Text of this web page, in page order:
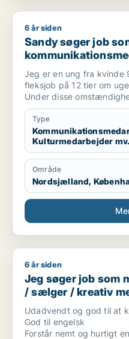
Sandy søger job som
6 år siden
Sandy søger job
/
/ konsulent
Jeg er en ung fra kvinde
fleksjob på 12 tier om
Under disse
psykisk sårbarhed udfra
i et ståsted nu, hvor jeg
peermedarbejder fx i
(værested, jobcafe el.
Type
Kulturmedarbejder mv.
Område
Nordsjælland,
Jeg søger job som
6 år siden
Jeg søger job som
/ sælger / kreativ
finansmedarbejder
Udadvendt og god til at
God til engelsk
Forstår nemt og hurtigt